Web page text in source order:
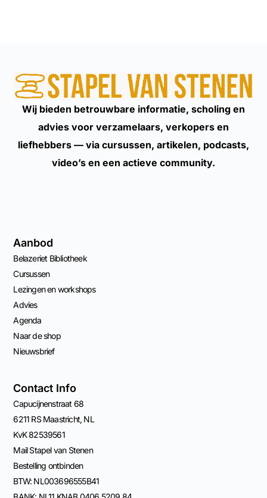
Wij bieden betrouwbare informatie, scholing en
advies voor verzamelaars, verkopers en
liefhebbers — via cursussen, artikelen, podcasts,
video’s en een actieve community.
Aanbod
Belazeriet Bibliotheek
Cursussen
Lezingen en workshops
Advies
Agenda
Naar de shop
Nieuwsbrief
Contact Info
Capucijnenstraat 68
6211 RS Maastricht, NL
KvK 82539561
Mail Stapel van Stenen
Bestelling ontbinden
BTW: NL003696555B41